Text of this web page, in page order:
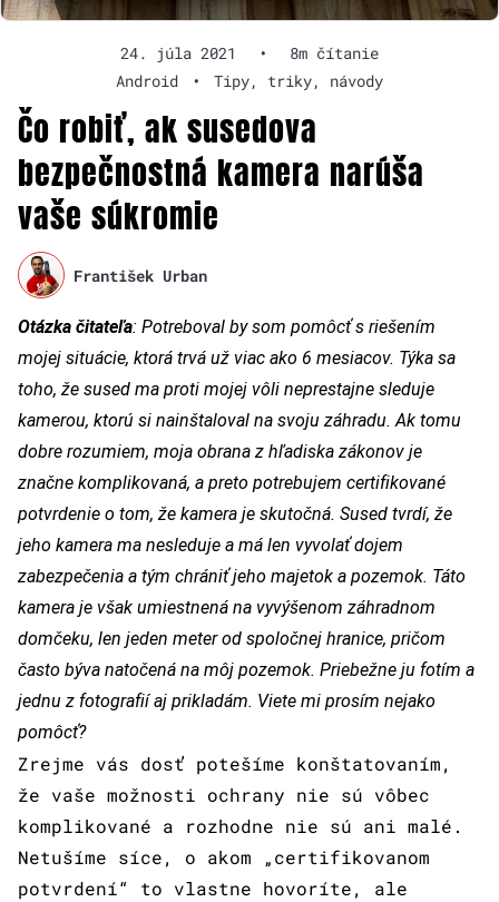
24. júla 2021 •
8m čítanie
Android
• Tipy, triky, návody
Čo robiť, ak susedova
bezpečnostná kamera narúša
vaše súkromie
František Urban
Otázka čitateľa: Potreboval by som pomôcť s riešením
mojej situácie, ktorá trvá už viac ako 6 mesiacov. Týka sa
toho, že sused ma proti mojej vôli neprestajne sleduje
kamerou, ktorú si nainštaloval na svoju záhradu. Ak tomu
dobre rozumiem, moja obrana z hľadiska zákonov je
značne komplikovaná, a preto potrebujem certifikované
potvrdenie o tom, že kamera je skutočná. Sused tvrdí, že
jeho kamera ma nesleduje a má len vyvolať dojem
zabezpečenia a tým chrániť jeho majetok a pozemok. Táto
kamera je však umiestnená na vyvýšenom záhradnom
domčeku, len jeden meter od spoločnej hranice, pričom
často býva natočená na môj pozemok. Priebežne ju fotím a
jednu z fotografií aj prikladám. Viete mi prosím nejako
pomôcť?
Zrejme vás dosť potešíme konštatovaním,
že vaše možnosti ochrany nie sú vôbec
komplikované a rozhodne nie sú ani malé.
Netušíme síce, o akom „certifikovanom
potvrdení“ to vlastne hovoríte, ale